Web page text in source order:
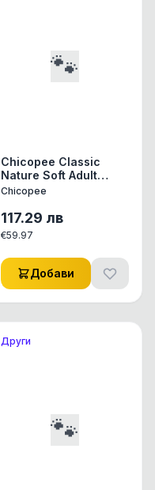
🐾
Chicopee Classic
Nature Soft Adult
храна за кучета със
Chicopee
117.29 лв
€59.97
Добави
Други
🐾